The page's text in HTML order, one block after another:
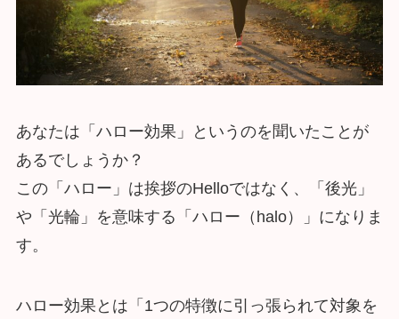
あなたは「ハロー効果」というのを聞いたことが
あるでしょうか？
この「ハロー」は挨拶のHelloではなく、「後光」
や「光輪」を意味する「ハロー（halo）」になりま
す。
ハロー効果とは「1つの特徴に引っ張られて対象を